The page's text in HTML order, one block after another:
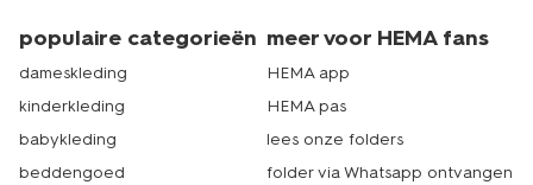
om jegordijnen te wassen. Echt HEMA.
populaire categorieën
dameskleding
kinderkleding
babykleding
beddengoed
meer voor HEMA fans
HEMA app
HEMA pas
lees onze folders
folder via Whatsapp ontvangen